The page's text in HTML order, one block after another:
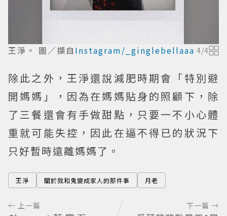
王淨。 圖／擷自 Instagram/_ginglebellaaa 4/4
除此之外，王淨還說減肥時期會「特別避
開媽媽」，因為在媽媽貼身的照顧下，除
了三餐還會有手做甜點，只要一不小心體
重就可能失控，因此在逼不得已的狀況下
只好暫時遠離媽媽了。
王淨 關於我和鬼變成家人的那件事 月老
← 上一篇 下一篇 →